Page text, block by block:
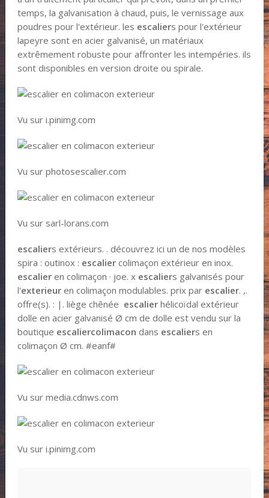
temps, la galvanisation à chaud, puis, le vernissage aux
poudres pour l'extérieur. les escaliers pour l'extérieur
lapeyre sont en acier galvanisé, un matériaux
extrêmement robuste pour affronter les intempéries. ils
sont disponibles en version droite ou spirale.
Vu sur i.pinimg.com
Vu sur photosescalier.com
Vu sur sarl-lorans.com
escaliers extérieurs. . découvrez ici un de nos modèles
spira : outinox : escaliercolimaçon extérieur en inox.
escalieren colimaçon · joe. x escaliers galvanisés pour
l'exterieuren colimaçon modulables. prix par escalier. ,.
offre(s). : |. liège chênée escalierhélicoïdal extérieur
dolle en acier galvanisé Ø cm de dolle est vendu sur la
boutique escaliercolimacon dans escaliers en
colimaçon Ø cm. #eanf#
Vu sur media.cdnws.com
Vu sur i.pinimg.com